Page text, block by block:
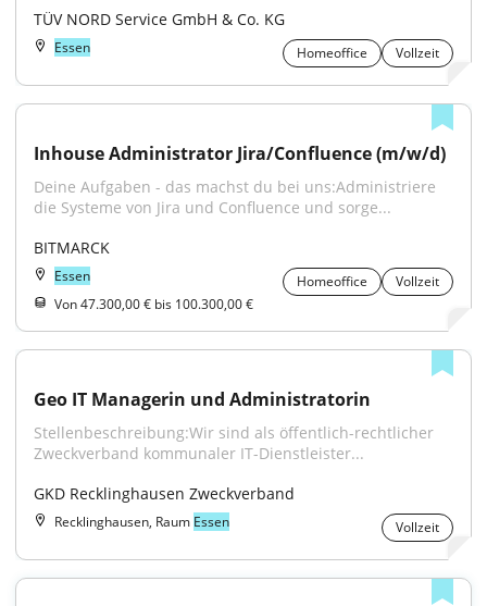
TÜV NORD Service GmbH & Co. KG
Essen Homeoffice Vollzeit
Inhouse Administrator Jira/Confluence (m/w/d)
Deine Aufgaben - das machst du bei uns:Administriere
die Systeme von Jira und Confluence und sorge...
BITMARCK
Essen Homeoffice
Vollzeit
Von 47.300,00 € bis 100.300,00 €
Geo IT Managerin und Administratorin
Stellenbeschreibung:Wir sind als öffentlich-rechtlicher
Zweckverband kommunaler IT-Dienstleister...
GKD Recklinghausen Zweckverband
Recklinghausen, Raum Essen Vollzeit